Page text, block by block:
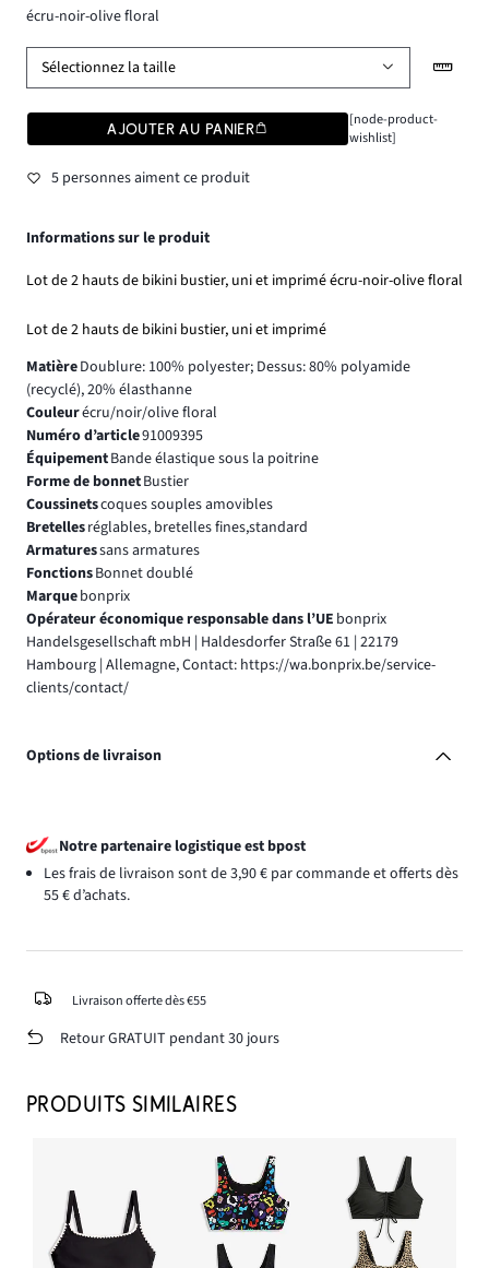
écru-noir-olive floral
Sélectionnez la taille
AJOUTER AU PANIER
[node-product-
wishlist]
5 personnes aiment ce produit
Informations sur le produit
Lot de 2 hauts de bikini bustier, uni et imprimé écru-noir-olive floral
Lot de 2 hauts de bikini bustier, uni et imprimé
MatièreDoublure: 100% polyester; Dessus: 80% polyamide
(recyclé), 20% élasthanne
Couleurécru/noir/olive floral
Numéro d’article91009395
ÉquipementBande élastique sous la poitrine
Forme de bonnetBustier
Coussinetscoques souples amovibles
Bretellesréglables, bretelles fines,standard
Armaturessans armatures
FonctionsBonnet doublé
Marquebonprix
Opérateur économique responsable dans l’UE bonprix
Handelsgesellschaft mbH | Haldesdorfer Straße 61 | 22179
Hambourg | Allemagne, Contact: https://wa.bonprix.be/service-
clients/contact/
Options de livraison
Notre partenaire logistique est bpost
Les frais de livraison sont de 3,90 € par commande et offerts dès
55 € d’achats.
Livraison offerte dès €55
Retour GRATUIT pendant 30 jours
PRODUITS SIMILAIRES